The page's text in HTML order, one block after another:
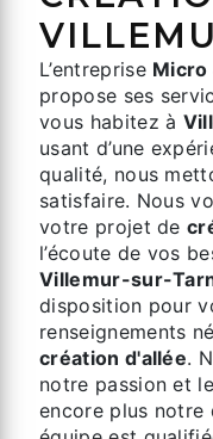
L’entreprise Micro
propose ses
vous habitez à
usant d’une
qualité, nous
satisfaire. Nous
votre projet de
l’écoute de vos
Villemur-sur-
disposition pour
renseignements
création d'allée.
notre passion et
encore plus notre